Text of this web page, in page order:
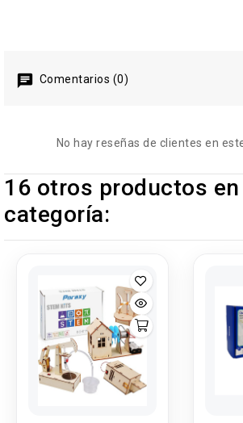
Comentarios (0)
No hay reseñas de clientes en
16 otros productos
categoría: